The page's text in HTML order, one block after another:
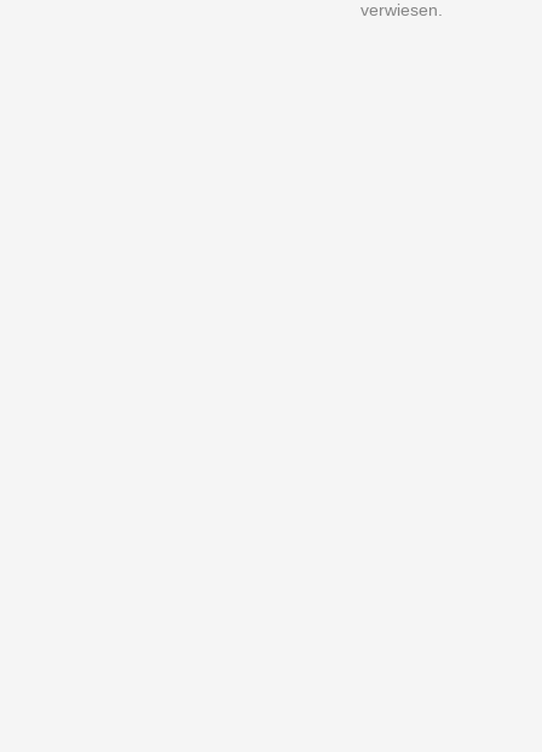
verwiesen.